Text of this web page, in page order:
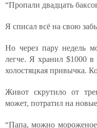
“Пропали двадцать
Я списал всё на свою
Но через пару недель
легче. Я хранил $1000 в
холостяцкая привычка.
Живот скрутило от
может, потратил на
“Папа, можно